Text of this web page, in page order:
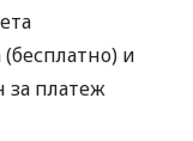
и
за платеж